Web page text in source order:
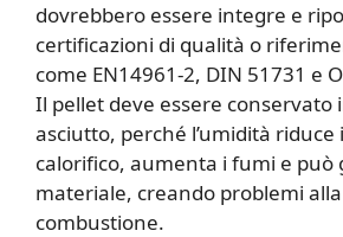
dovrebbero essere integre e
certificazioni di qualità o
come EN14961-2, DIN 51731 e
Il pellet deve essere conservato
asciutto, perché l’umidità riduce
calorifico, aumenta i fumi e può
materiale, creando problemi
combustione.